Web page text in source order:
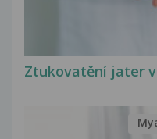
Ztukovatění jater